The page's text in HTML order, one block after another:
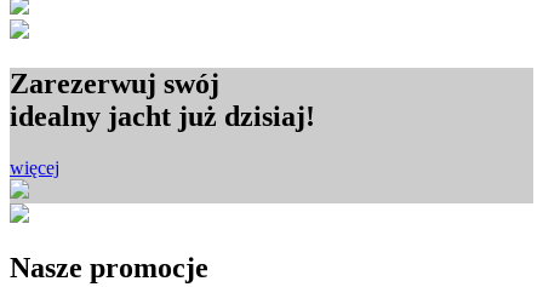
Zarezerwuj swój
idealny jacht już dzisiaj!
więcej
Nasze promocje